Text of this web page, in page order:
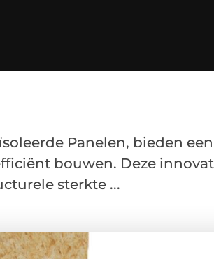
Panelen, bieden een
bouwen. Deze
sterkte ...